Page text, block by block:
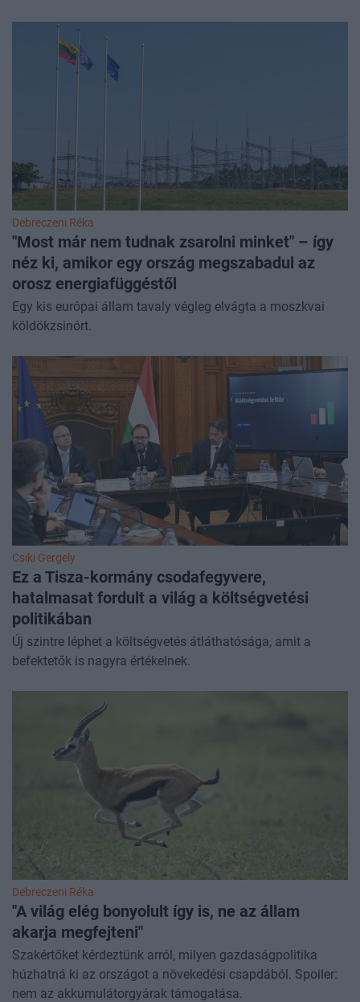
Debreczeni Réka
"Most már nem tudnak zsarolni minket" – így
néz ki, amikor egy ország megszabadul az
orosz energiafüggéstől
Egy kis európai állam tavaly végleg elvágta a moszkvai
köldökzsinórt.
Csiki Gergely
Ez a Tisza-kormány csodafegyvere,
hatalmasat fordult a világ a költségvetési
politikában
Új szintre léphet a költségvetés átláthatósága, amit a
befektetők is nagyra értékelnek.
Debreczeni Réka
"A világ elég bonyolult így is, ne az állam
akarja megfejteni"
Szakértőket kérdeztünk arról, milyen gazdaságpolitika
húzhatná ki az országot a növekedési csapdából. Spoiler:
nem az akkumulátorgyárak támogatása.